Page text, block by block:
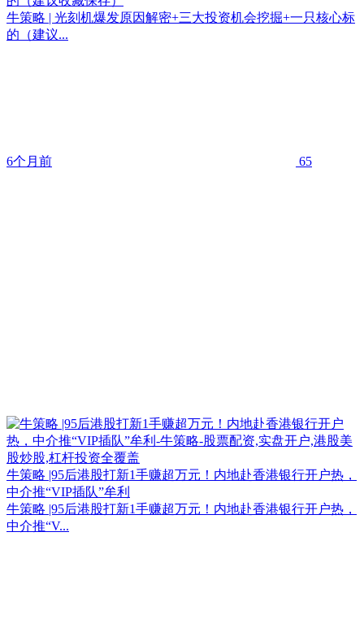
牛策略 | 光刻机爆发原因解密+三大投资机会挖掘+一只核心标
的（建议...
6个月前 65
牛策略 |95后港股打新1手赚超万元！内地赴香港银行开户热，
中介推“VIP插队”牟利
牛策略 |95后港股打新1手赚超万元！内地赴香港银行开户热，
中介推“V...